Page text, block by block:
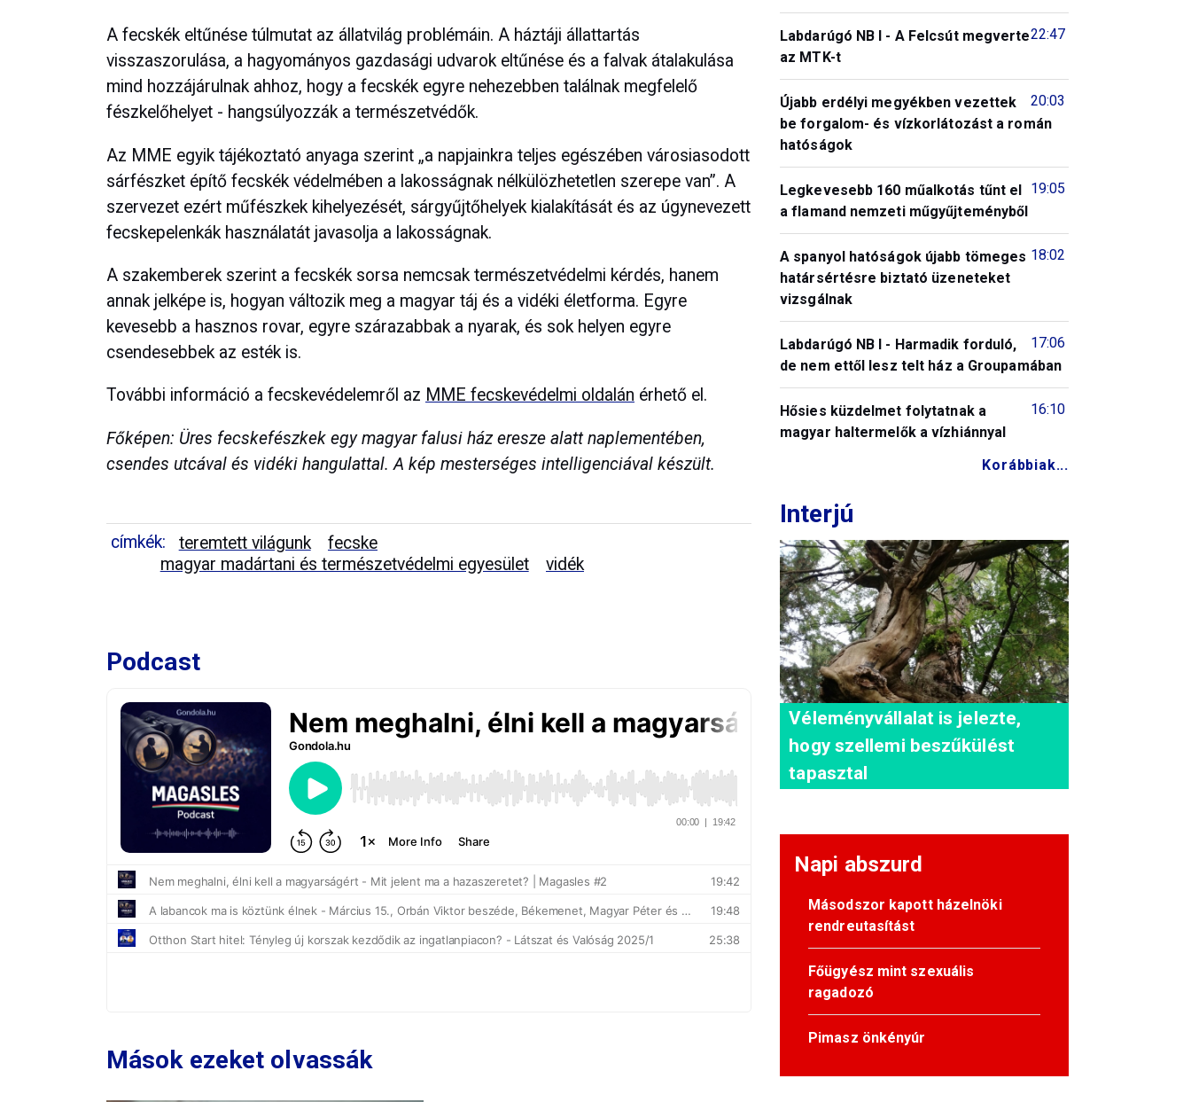
A fecskék eltűnése túlmutat az állatvilág problémáin. A háztáji állattartás
visszaszorulása, a hagyományos gazdasági udvarok eltűnése és a falvak átalakulása
mind hozzájárulnak ahhoz, hogy a fecskék egyre nehezebben találnak megfelelő
fészkelőhelyet - hangsúlyozzák a természetvédők.
Az MME egyik tájékoztató anyaga szerint „a napjainkra teljes egészében városiasodott
sárfészket építő fecskék védelmében a lakosságnak nélkülözhetetlen szerepe van”. A
szervezet ezért műfészkek kihelyezését, sárgyűjtőhelyek kialakítását és az úgynevezett
fecskepelenkák használatát javasolja a lakosságnak.
A szakemberek szerint a fecskék sorsa nemcsak természetvédelmi kérdés, hanem
annak jelképe is, hogyan változik meg a magyar táj és a vidéki életforma. Egyre
kevesebb a hasznos rovar, egyre szárazabbak a nyarak, és sok helyen egyre
csendesebbek az esték is.
További információ a fecskevédelemről az MME fecskevédelmi oldalán érhető el.
Főképen: Üres fecskefészkek egy magyar falusi ház eresze alatt naplementében,
csendes utcával és vidéki hangulattal. A kép mesterséges intelligenciával készült.
címkék: teremtett világunk
fecske
magyar madártani és természetvédelmi egyesület
vidék
Podcast
Mások ezeket olvassák
22:47
Labdarúgó NB I - A Felcsút megverte
az MTK-t
20:03
Újabb erdélyi megyékben vezettek
be forgalom- és vízkorlátozást a román
hatóságok
19:05
Legkevesebb 160 műalkotás tűnt el
a flamand nemzeti műgyűjteményből
18:02
A spanyol hatóságok újabb tömeges
határsértésre biztató üzeneteket
vizsgálnak
17:06
Labdarúgó NB I - Harmadik forduló,
de nem ettől lesz telt ház a Groupamában
16:10
Hősies küzdelmet folytatnak a
magyar haltermelők a vízhiánnyal
Korábbiak...
Interjú
Véleményvállalat is jelezte,
hogy szellemi beszűkülést
tapasztal
Napi abszurd
Másodszor kapott házelnöki
rendreutasítást
Főügyész mint szexuális
ragadozó
Pimasz önkényúr